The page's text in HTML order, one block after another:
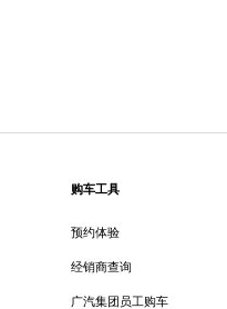
购车工具
预约体验
经销商查询
广汽集团员工购车